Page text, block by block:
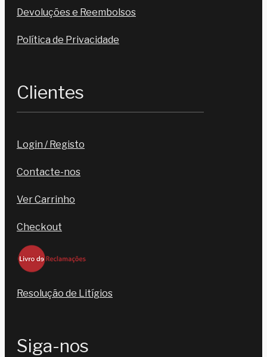
Devoluções e Reembolsos
Política de Privacidade
Clientes
Login / Registo
Contacte-nos
Ver Carrinho
Checkout
Resolução de Litígios
Siga-nos